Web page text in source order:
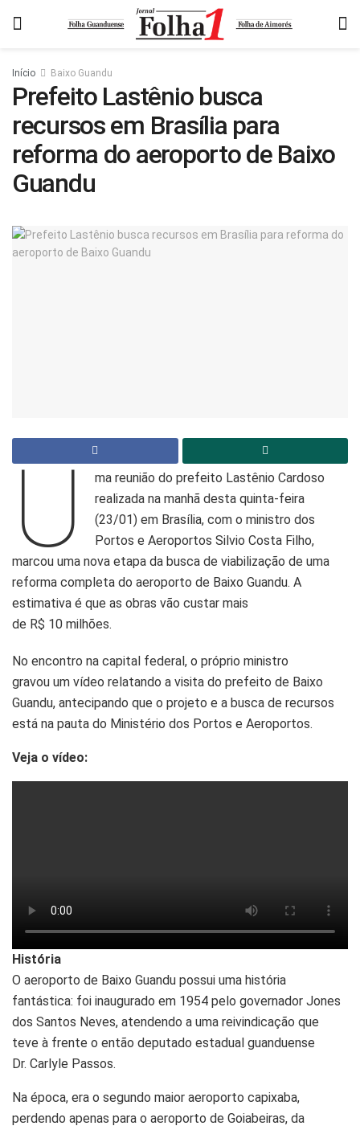
Início Baixo Guandu
Prefeito Lastênio busca
recursos em Brasília para
reforma do aeroporto de Baixo
Guandu
U
ma reunião do prefeito Lastênio Cardoso
realizada na manhã desta quinta-feira
(23/01) em Brasília, com o ministro dos
Portos e Aeroportos Silvio Costa Filho,
marcou uma nova etapa da busca de viabilização de uma
reforma completa do aeroporto de Baixo Guandu. A
estimativa é que as obras vão custar mais
de R$ 10 milhões.
No encontro na capital federal, o próprio ministro
gravou um vídeo relatando a visita do prefeito de Baixo
Guandu, antecipando que o projeto e a busca de recursos
está na pauta do Ministério dos Portos e Aeroportos.
Veja o vídeo:
História
O aeroporto de Baixo Guandu possui uma história
fantástica: foi inaugurado em 1954 pelo governador Jones
dos Santos Neves, atendendo a uma reivindicação que
teve à frente o então deputado estadual guanduense
Dr. Carlyle Passos.
Na época, era o segundo maior aeroporto capixaba,
perdendo apenas para o aeroporto de Goiabeiras, da